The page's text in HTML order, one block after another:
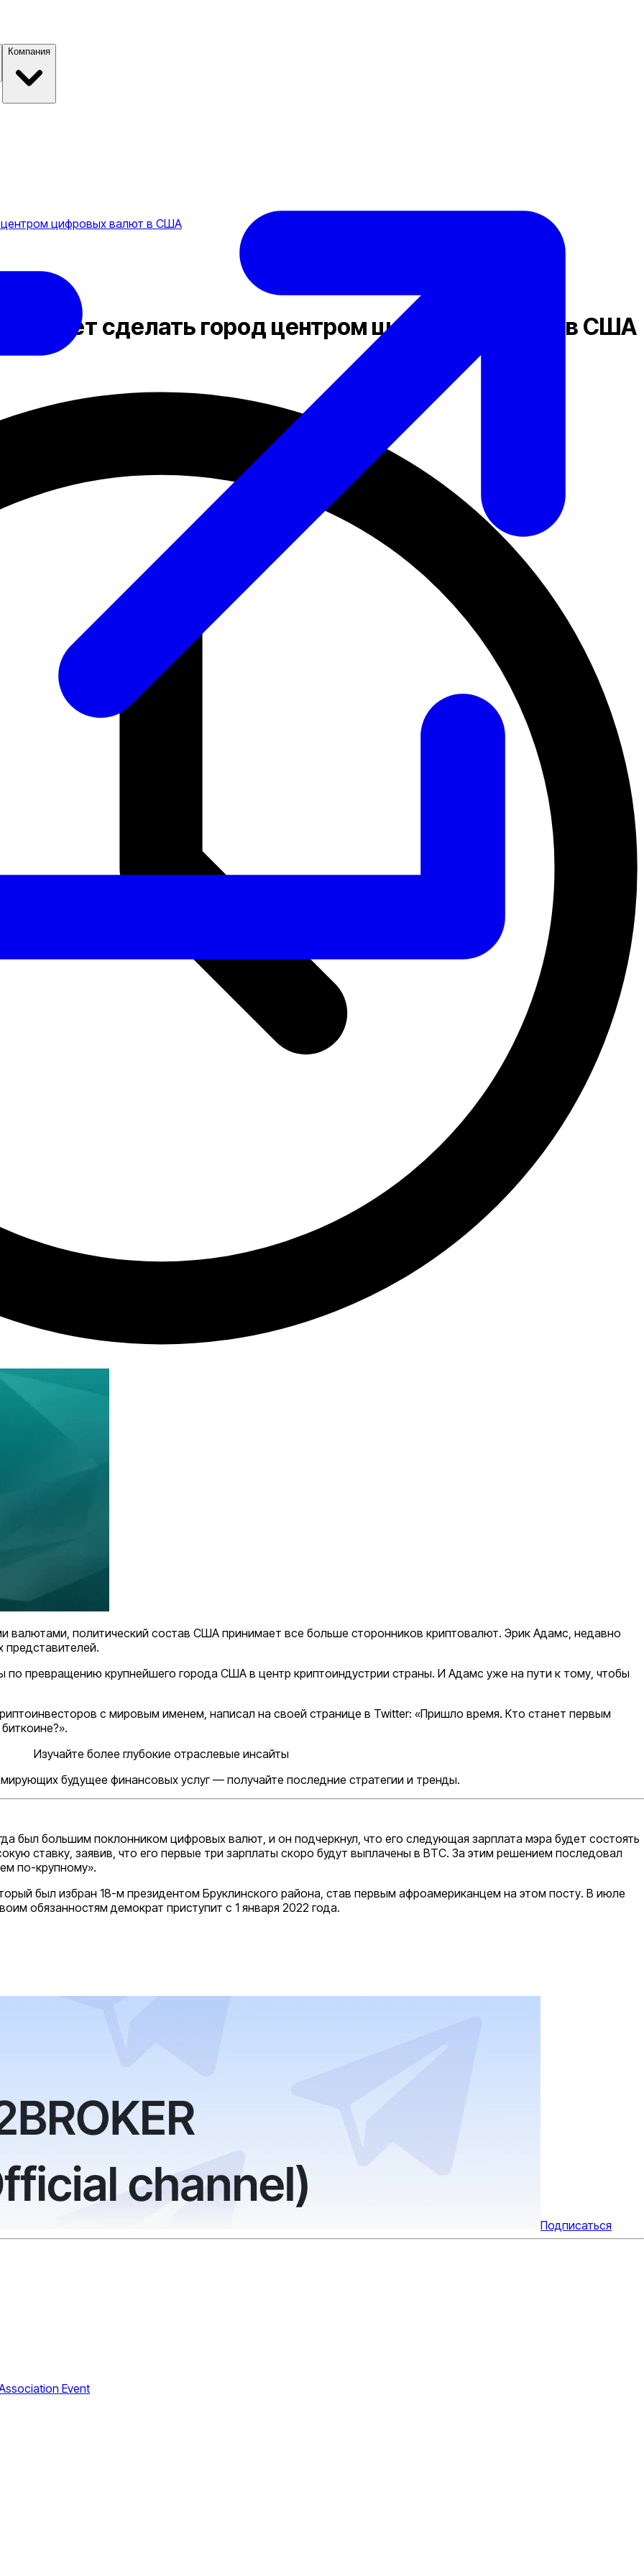
Компания
центром цифровых валют в США
сделать город центром цифровых валют в США
валютами, политический состав США принимает все больше сторонников криптовалют. Эрик Адамс, недавно
превращению крупнейшего города США в центр криптоиндустрии страны. И Адамс уже на пути к тому, чтобы
с мировым именем, написал на своей странице в Twitter: «Пришло время. Кто станет первым
Изучайте более глубокие отраслевые инсайты
будущее финансовых услуг — получайте последние стратегии и тренды.
был большим поклонником цифровых валют, и он подчеркнул, что его следующая зарплата мэра будет состоять
ставку, заявив, что его первые три зарплаты скоро будут выплачены в BTC. За этим решением последовал
по-крупному».
был избран 18-м президентом Бруклинского района, став первым афроамериканцем на этом посту. В июле
обязанностям демократ приступит с 1 января 2022 года.
Подписаться
Event